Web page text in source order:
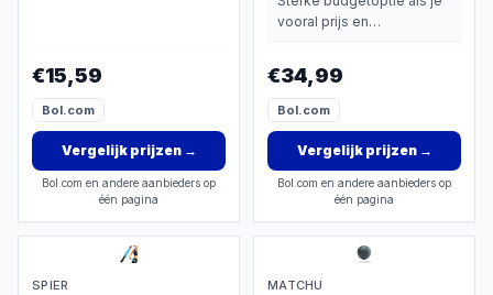
€15,59
Bol.com
Vergelijk prijzen→
Bol.com en andere aanbieders op
één pagina
Trainingsapp + E-books
vooral prijs en
€34,99
Bol.com
Vergelijk prijzen→
Bol.com en andere aanbieders op
één pagina
SPIER MATCHU